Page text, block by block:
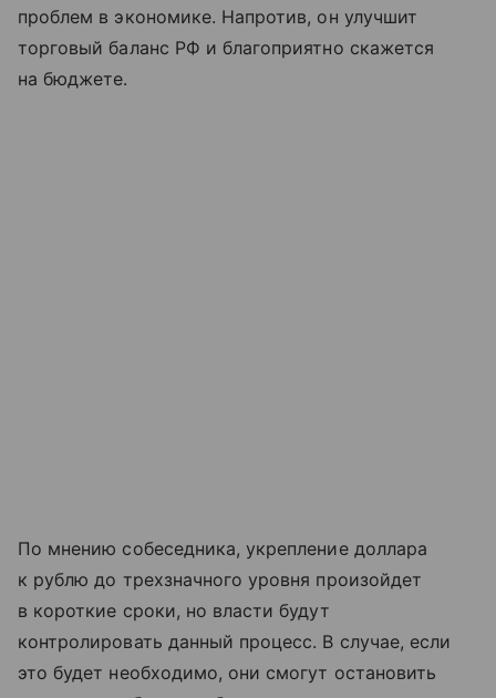
проблем в экономике. Напротив, он улучшит
торговый баланс РФ и благоприятно скажется
на бюджете.
По мнению собеседника, укрепление доллара
к рублю до трехзначного уровня произойдет
в короткие сроки, но власти будут
контролировать данный процесс. В случае, если
это будет необходимо, они смогут остановить